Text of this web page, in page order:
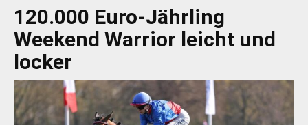
120.000 Euro-Jährling
Weekend Warrior leicht und
locker